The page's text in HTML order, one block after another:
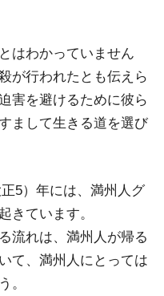
はわかっていません
が行われたとも伝えら
害を避けるために彼ら
まして生きる道を選び
5）年には、満州人グ
きています。
流れは、満州人が帰る
て、満州人にとっては
。